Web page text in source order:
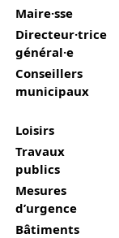
Maire·sse
Directeur·trice
général·e
Conseillers
municipaux
Loisirs
Travaux
publics
Mesures
d’urgence
Bâtiments